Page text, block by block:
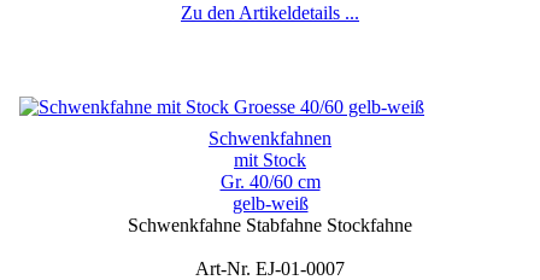
Zu den Artikeldetails ...
Schwenkfahnen
mit Stock
Gr. 40/60 cm
gelb-weiß
Schwenkfahne Stabfahne Stockfahne
Art-Nr. EJ-01-0007